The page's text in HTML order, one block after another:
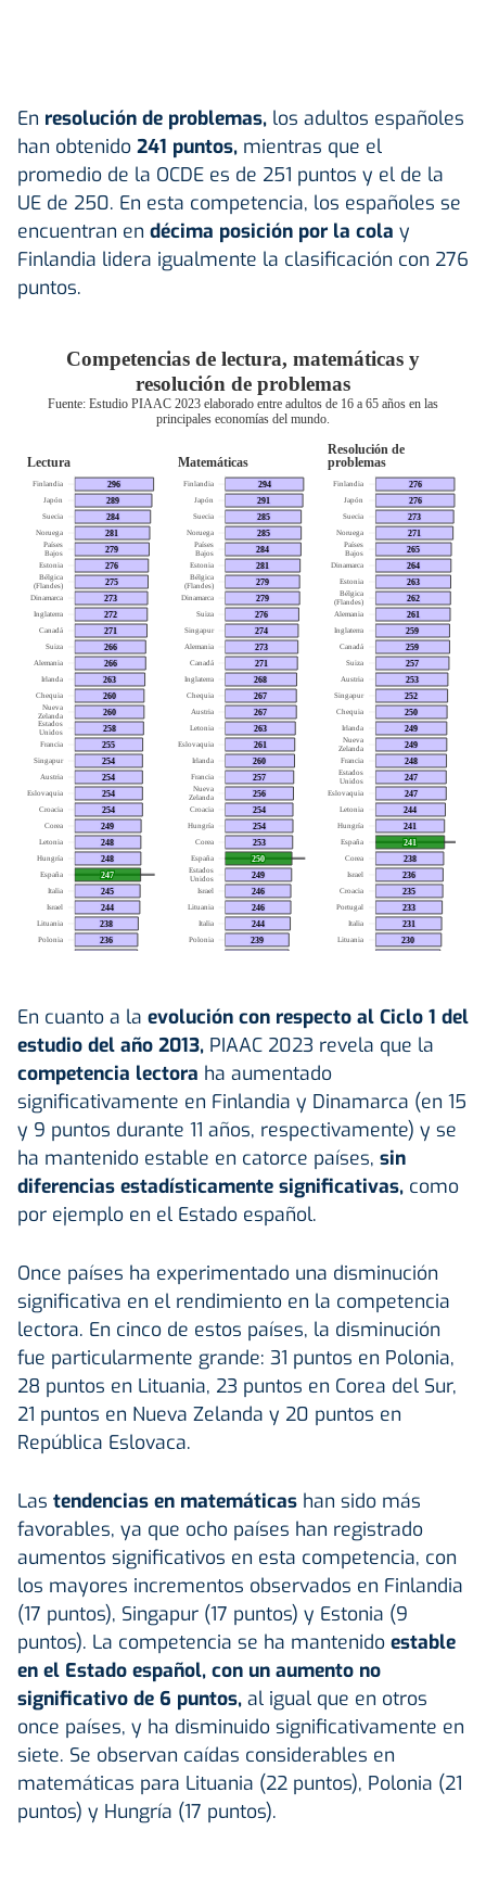
En resolución de problemas, los adultos españoles
han obtenido 241 puntos, mientras que el
promedio de la OCDE es de 251 puntos y el de la
UE de 250. En esta competencia, los españoles se
encuentran en décima posición por la cola y
Finlandia lidera igualmente la clasificación con 276
puntos.
En cuanto a la evolución con respecto al Ciclo 1 del
estudio del año 2013, PIAAC 2023 revela que la
competencia lectora ha aumentado
significativamente en Finlandia y Dinamarca (en 15
y 9 puntos durante 11 años, respectivamente) y se
ha mantenido estable en catorce países, sin
diferencias estadísticamente significativas, como
por ejemplo en el Estado español.
Once países ha experimentado una disminución
significativa en el rendimiento en la competencia
lectora. En cinco de estos países, la disminución
fue particularmente grande: 31 puntos en Polonia,
28 puntos en Lituania, 23 puntos en Corea del Sur,
21 puntos en Nueva Zelanda y 20 puntos en
República Eslovaca.
Las tendencias en matemáticas han sido más
favorables, ya que ocho países han registrado
aumentos significativos en esta competencia, con
los mayores incrementos observados en Finlandia
(17 puntos), Singapur (17 puntos) y Estonia (9
puntos). La competencia se ha mantenido estable
en el Estado español, con un aumento no
significativo de 6 puntos, al igual que en otros
once países, y ha disminuido significativamente en
siete. Se observan caídas considerables en
matemáticas para Lituania (22 puntos), Polonia (21
puntos) y Hungría (17 puntos).